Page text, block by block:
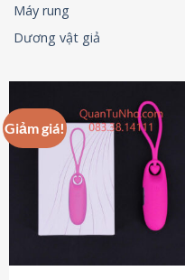
Máy rung
Dương vật giả
Giảm giá!